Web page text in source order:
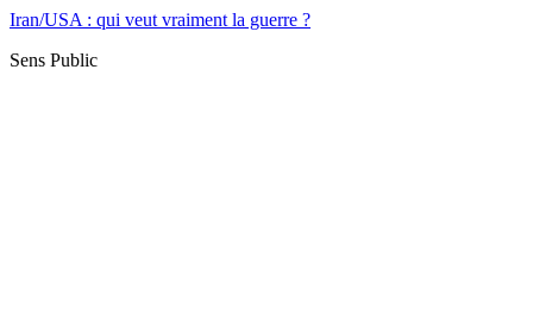
Iran/USA : qui veut vraiment la guerre ?
Sens Public